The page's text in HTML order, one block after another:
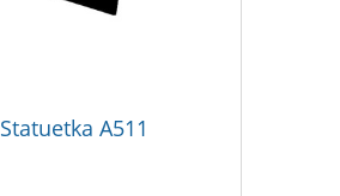
Statuetka A511